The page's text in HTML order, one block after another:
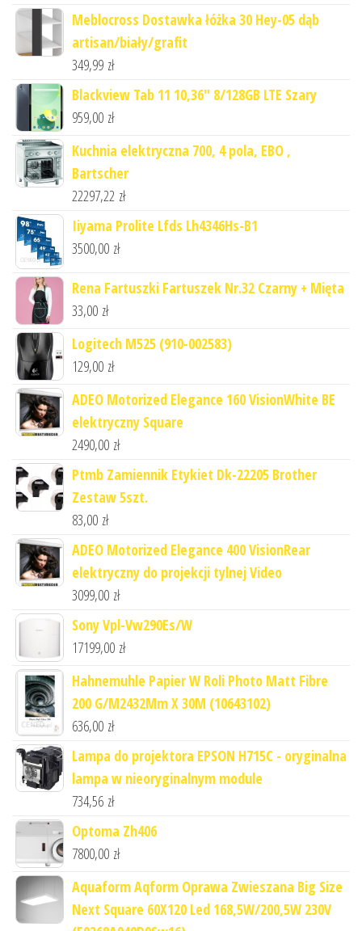
Meblocross Dostawka łóżka 30 Hey-05 dąb
artisan/biały/grafit
349,99 zł
Blackview Tab 11 10,36" 8/128GB LTE Szary
959,00 zł
Kuchnia elektryczna 700, 4 pola, EBO ,
Bartscher
22297,22 zł
Iiyama Prolite Lfds Lh4346Hs-B1
3500,00 zł
Rena Fartuszki Fartuszek Nr.32 Czarny + Mięta
33,00 zł
Logitech M525 (910-002583)
129,00 zł
ADEO Motorized Elegance 160 VisionWhite BE
elektryczny Square
2490,00 zł
Ptmb Zamiennik Etykiet Dk-22205 Brother
Zestaw 5szt.
83,00 zł
ADEO Motorized Elegance 400 VisionRear
elektryczny do projekcji tylnej Video
3099,00 zł
Sony Vpl-Vw290Es/W
17199,00 zł
Hahnemuhle Papier W Roli Photo Matt Fibre
200 G/M2432Mm X 30M (10643102)
636,00 zł
Lampa do projektora EPSON H715C - oryginalna
lampa w nieoryginalnym module
734,56 zł
Optoma Zh406
7800,00 zł
Aquaform Aqform Oprawa Zwieszana Big Size
Next Square 60X120 Led 168,5W/200,5W 230V